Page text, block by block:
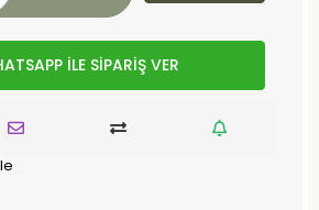
İLE SİPARİŞ VER